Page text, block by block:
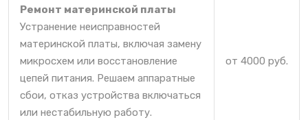
Ремонт материнской платы
Устранение неисправностей
материнской платы, включая замену
микросхем или восстановление
цепей питания. Решаем аппаратные
сбои, отказ устройства включаться
или нестабильную работу.
от 4000 руб.